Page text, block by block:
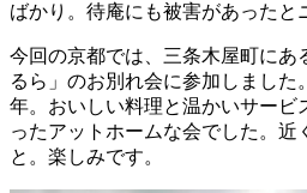
ばかり。待庵にも被害があったと
今回の京都では、三条木屋町にあ
るら」のお別れ会に参加しました
年。おいしい料理と温かいサービ
ったアットホームな会でした。近
と。楽しみです。